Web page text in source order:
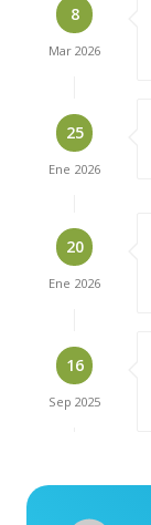
8
Mar 2026
25
Ene 2026
20
Ene 2026
16
Sep 2025